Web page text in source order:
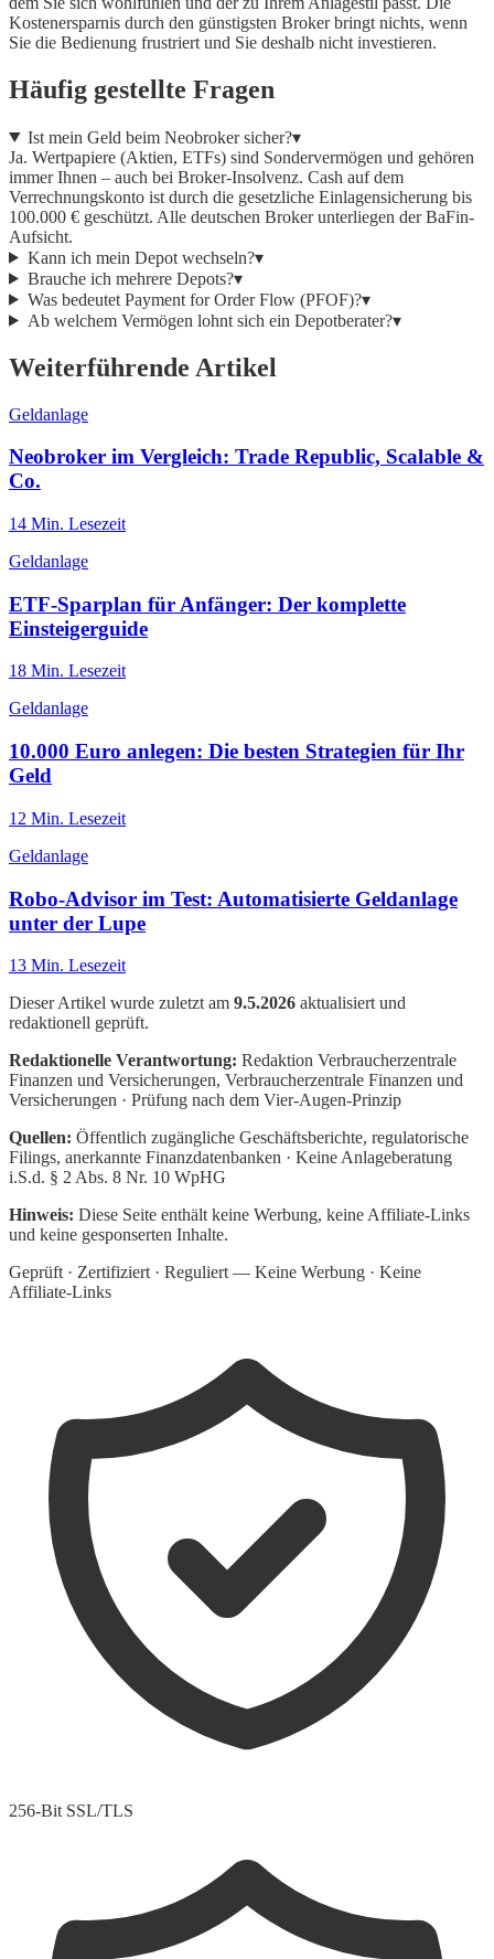
Kostenersparnis durch den günstigsten Broker bringt nichts, wenn
Sie die Bedienung frustriert und Sie deshalb nicht investieren.
Häufig gestellte Fragen
Ist mein Geld beim Neobroker sicher?▾
Ja. Wertpapiere (Aktien, ETFs) sind Sondervermögen und gehören
immer Ihnen – auch bei Broker-Insolvenz. Cash auf dem
Verrechnungskonto ist durch die gesetzliche Einlagensicherung bis
100.000 € geschützt. Alle deutschen Broker unterliegen der BaFin-
Aufsicht.
Kann ich mein Depot wechseln?▾
Brauche ich mehrere Depots?▾
Was bedeutet Payment for Order Flow (PFOF)?▾
Ab welchem Vermögen lohnt sich ein Depotberater?▾
Weiterführende Artikel
Geldanlage
Neobroker im Vergleich: Trade Republic, Scalable &
Co.
14 Min. Lesezeit
Geldanlage
ETF-Sparplan für Anfänger: Der komplette
Einsteigerguide
18 Min. Lesezeit
Geldanlage
10.000 Euro anlegen: Die besten Strategien für Ihr
Geld
12 Min. Lesezeit
Geldanlage
Robo-Advisor im Test: Automatisierte Geldanlage
unter der Lupe
13 Min. Lesezeit
Dieser Artikel wurde zuletzt am 9.5.2026 aktualisiert und
redaktionell geprüft.
Redaktionelle Verantwortung: Redaktion Verbraucherzentrale
Finanzen und Versicherungen, Verbraucherzentrale Finanzen und
Versicherungen · Prüfung nach dem Vier-Augen-Prinzip
Quellen: Öffentlich zugängliche Geschäftsberichte, regulatorische
Filings, anerkannte Finanzdatenbanken · Keine Anlageberatung
i.S.d. § 2 Abs. 8 Nr. 10 WpHG
Hinweis: Diese Seite enthält keine Werbung, keine Affiliate-Links
und keine gesponserten Inhalte.
Geprüft · Zertifiziert · Reguliert — Keine Werbung · Keine
Affiliate-Links
256-Bit SSL/TLS